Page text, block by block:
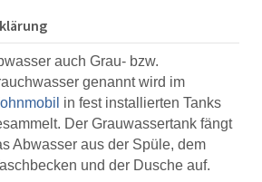
auch Grau- bzw.
genannt wird im
in fest installierten Tanks
Der Grauwassertank fängt
Abwasser aus der Spüle, dem
und der Dusche auf.